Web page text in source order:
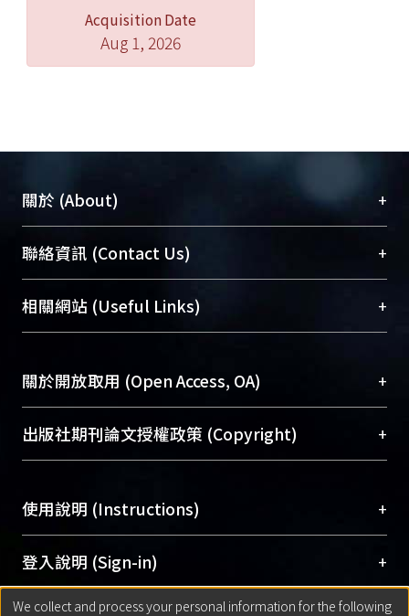
Acquisition Date
Aug 1, 2026
關於 (About) +
臺大位居世界頂尖大學之列，為永久珍藏及向國際
展現本校豐碩的研究成果及學術能量，圖書館整合
機構典藏（NTUR）與學術庫（AH）不同功能平
台，成為臺大學術典藏NTU scholars。期能整合研
成果。
To permanently archive and promote researcher
profiles and scholarly works, Library integrates the
services of “NTU Repository” with “Academic
聯絡資訊 (Contact Us) +
總館學科館員(Main Library)
醫學圖書館學科館員(Medical Library)
Sciences Library)
相關網站 (Useful Links) +
關於開放取用 (Open Access, OA) +
開放取用是從使用者角度提升資訊取用性的社會運
動，應用在學術研究上是透過將研究著作公開供使
用逐年攀升。同時可加速研究發展、提升研究影響
Archive）平台。 （點選深入了解OA）
出版社期刊論文授權政策 (Copyright) +
含部分內容的版權非匯入者所有，或由第三方贊
助與合作完成，請確認該版權所有者及第三方同
意提供此授權。
Please represent that the submission is your
original work, and that you have the right to
使用說明 (Instructions) +
網站簡介(Quickstart Guide)
使用手冊(Instruction Manual)
線上預約服務(Booking Service)
登入說明 (Sign-in) +
We collect and process your personal information for the following